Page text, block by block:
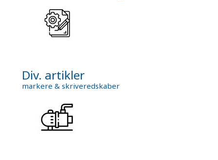
Div. artikler
markere & skriveredskaber